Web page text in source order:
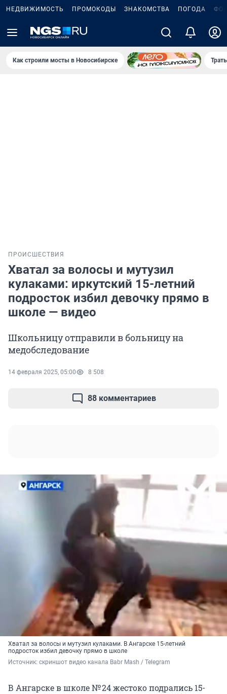
НЕДВИЖИМОСТЬ ПРОМОКОДЫ ЗНАКОМСТВА ПОГОДА
Как строили мосты в Новосибирске
ПРОИСШЕСТВИЯ
Хватал за волосы и мутузил
кулаками: иркутский 15-летний
подросток избил девочку прямо в
школе — видео
Школьницу отправили в больницу на
медобследование
14 февраля 2025, 05:00 8 508
88 комментариев
Хватал за волосы и мутузил кулаками. В Ангарске 15-летний
подросток избил девочку прямо в школе
Источник: скриншот видео канала Babr Mash / Telegram
В Ангарске в школе № 24 жестоко подрались 15-